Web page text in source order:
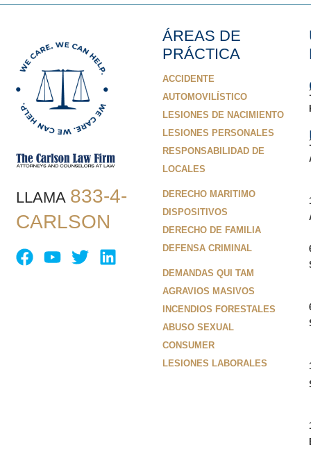
LLAMA 833-4-
CARLSON
ÁREAS DE
PRÁCTICA
ACCIDENTE
AUTOMOVILÍSTICO
LESIONES DE NACIMIENTO
LESIONES PERSONALES
RESPONSABILIDAD DE
LOCALES
DERECHO MARITIMO
DISPOSITIVOS
DERECHO DE FAMILIA
DEFENSA CRIMINAL
DEMANDAS QUI TAM
AGRAVIOS MASIVOS
INCENDIOS FORESTALES
ABUSO SEXUAL
CONSUMER
LESIONES LABORALES